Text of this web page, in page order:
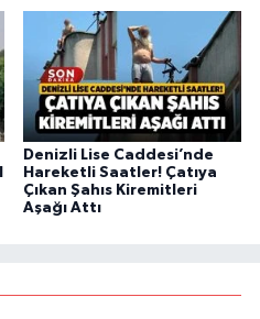
Denizli Lise Caddesi’nde
Hareketli Saatler! Çatıya
Çıkan Şahıs Kiremitleri
Aşağı Attı